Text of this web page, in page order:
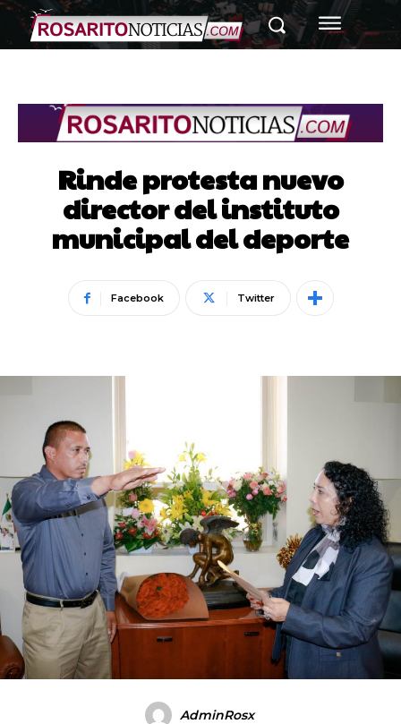
Rinde protesta nuevo
director del instituto
municipal del deporte
Facebook Twitter
AdminRosx